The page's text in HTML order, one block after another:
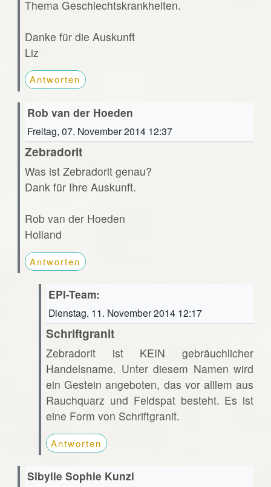
Thema Geschlechtskrankheiten.
Danke für die Auskunft
Liz
Antworten
Rob van der Hoeden
Freitag, 07. November 2014 12:37
Zebradorit
Was ist Zebradorit genau?
Dank für Ihre Auskunft.
Rob van der Hoeden
Holland
Antworten
EPI-Team:
Dienstag, 11. November 2014 12:17
Schriftgranit
Zebradorit ist KEIN gebräuchlicher
Handelsname. Unter diesem Namen wird
ein Gestein angeboten, das vor alllem aus
Rauchquarz und Feldspat besteht. Es ist
eine Form von Schriftgranit.
Antworten
Sibylle Sophie Kunzi